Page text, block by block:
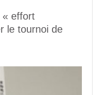
« effort
le tournoi de